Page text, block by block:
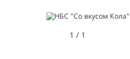
1 / 1